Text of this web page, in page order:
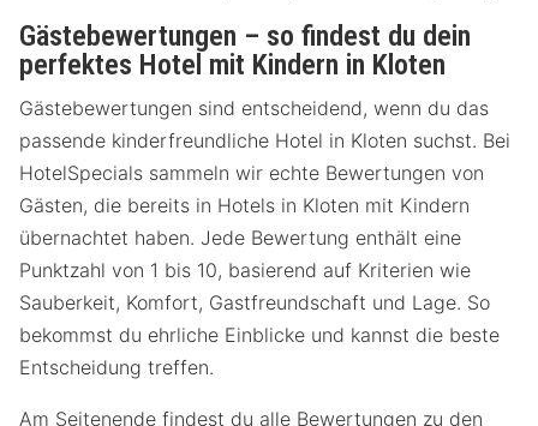
Gästebewertungen – so findest du dein
perfektes Hotel mit Kindern in Kloten
Gästebewertungen sind entscheidend, wenn du das
passende kinderfreundliche Hotel in Kloten suchst. Bei
HotelSpecials sammeln wir echte Bewertungen von
Gästen, die bereits in Hotels in Kloten mit Kindern
übernachtet haben. Jede Bewertung enthält eine
Punktzahl von 1 bis 10, basierend auf Kriterien wie
Sauberkeit, Komfort, Gastfreundschaft und Lage. So
bekommst du ehrliche Einblicke und kannst die beste
Entscheidung treffen.
Am Seitenende findest du alle Bewertungen zu den